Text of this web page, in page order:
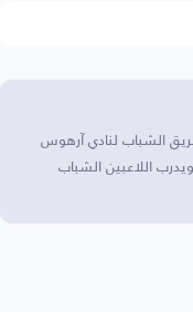
تحت 19 سنة هو فريق الشباب لنادي آرهوس
اللاعبين الشباب